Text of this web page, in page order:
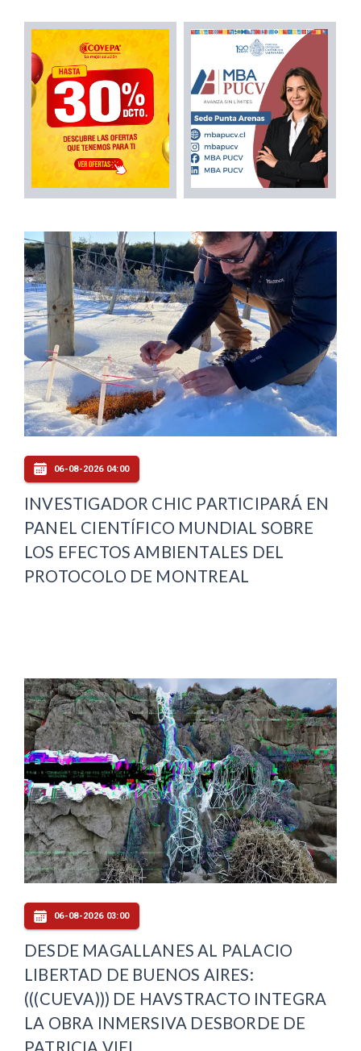
06-08-2026 04:00
INVESTIGADOR CHIC PARTICIPARÁ EN
PANEL CIENTÍFICO MUNDIAL SOBRE
LOS EFECTOS AMBIENTALES DEL
PROTOCOLO DE MONTREAL
06-08-2026 03:00
DESDE MAGALLANES AL PALACIO
LIBERTAD DE BUENOS AIRES:
(((CUEVA))) DE HAVSTRACTO INTEGRA
LA OBRA INMERSIVA DESBORDE DE